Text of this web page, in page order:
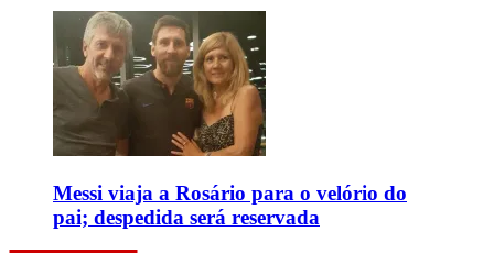
Messi viaja a Rosário para o velório do
pai; despedida será reservada